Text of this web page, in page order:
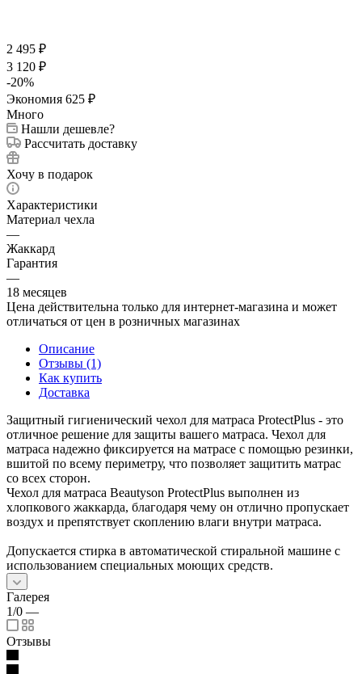
2 495 ₽
3 120 ₽
-20%
Экономия 625 ₽
Много
Нашли дешевле?
Рассчитать доставку
Хочу в подарок
Характеристики
Материал чехла
—
Жаккард
Гарантия
—
18 месяцев
Цена действительна только для интернет-магазина и может
отличаться от цен в розничных магазинах
Описание
Отзывы (1)
Как купить
Доставка
Защитный гигиенический чехол для матраса ProtectPlus - это
отличное решение для защиты вашего матраса. Чехол для
матраса надежно фиксируется на матрасе с помощью резинки,
вшитой по всему периметру, что позволяет защитить матрас
со всех сторон.
Чехол для матраса Beautyson ProtectPlus выполнен из
хлопкового жаккарда, благодаря чему он отлично пропускает
воздух и препятствует скоплению влаги внутри матраса.
Допускается стирка в автоматической стиральной машине с
использованием специальных моющих средств.
Галерея
1/0 —
Отзывы